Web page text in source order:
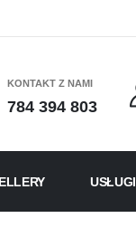
KONTAKT Z NAMI
784 394 803
USŁUGI